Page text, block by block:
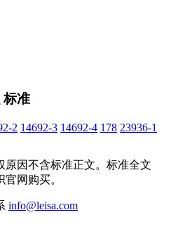
标准
2 14692-3 14692-4 178 23936-1
原因不含标准正文。标准全文
网购买。
info@leisa.com